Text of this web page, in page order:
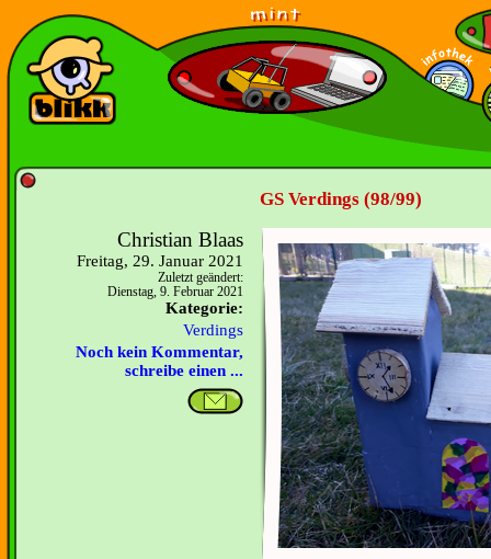
GS Verdings (98/99)
Christian Blaas
Freitag, 29. Januar 2021
Zuletzt geändert:
Dienstag, 9. Februar 2021
Kategorie:
Verdings
Noch kein Kommentar,
schreibe einen ...